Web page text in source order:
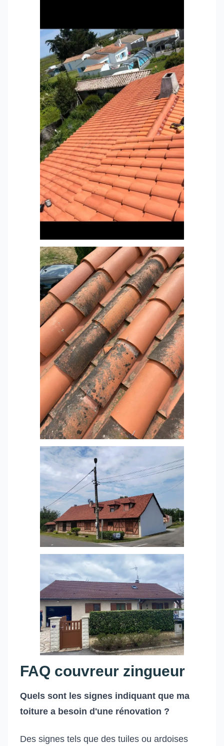
FAQ couvreur zingueur
Quels sont les signes indiquant que ma
toiture a besoin d'une rénovation ?
Des signes tels que des tuiles ou ardoises